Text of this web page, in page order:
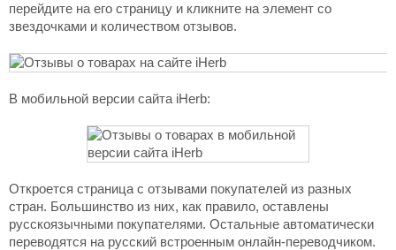
перейдите на его страницу и кликните на элемент со
звездочками и количеством отзывов.
В мобильной версии сайта iHerb:
Откроется страница с отзывами покупателей из разных
стран. Большинство из них, как правило, оставлены
русскоязычными покупателями. Остальные автоматически
переводятся на русский встроенным онлайн-переводчиком.